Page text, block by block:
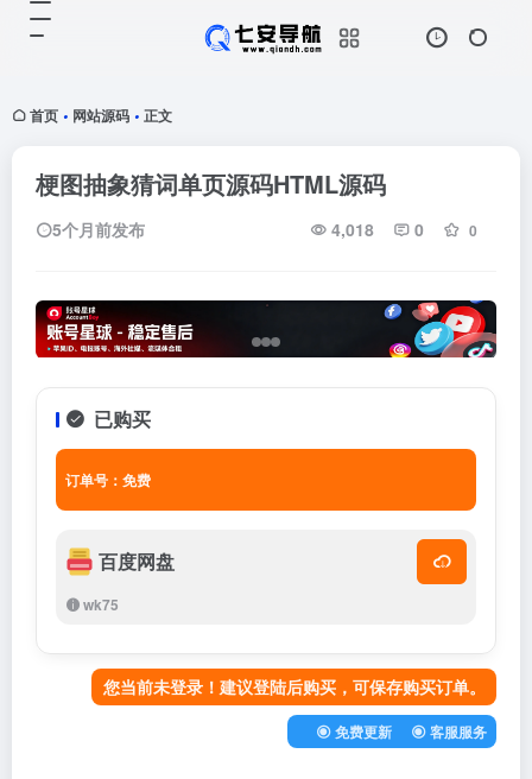
首页 • 网站源码 • 正文
梗图抽象猜词单页源码HTML源码
5个月前发布 4,018 0 0
已购买
订单号：免费
百度网盘
wk75
您当前未登录！建议登陆后购买，可保存购买订单。
免费更新 客服服务